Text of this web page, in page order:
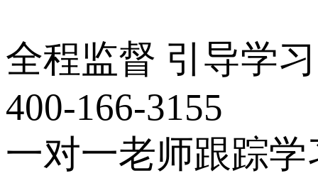
全程监督 引导学习
400-166-3155
一对一老师跟踪学